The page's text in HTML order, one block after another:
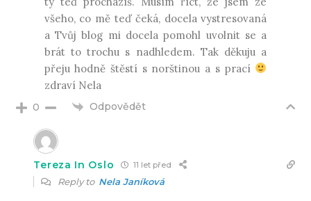
všeho, co mě teď čeká, docela vystresovaná
a Tvůj blog mi docela pomohl uvolnit se a
brát to trochu s nadhledem. Tak děkuju a
přeju hodně štěstí s norštinou a s prací
zdraví Nela
0 Odpovědět
Tereza In Oslo 11 let před
Reply to Nela Janíková